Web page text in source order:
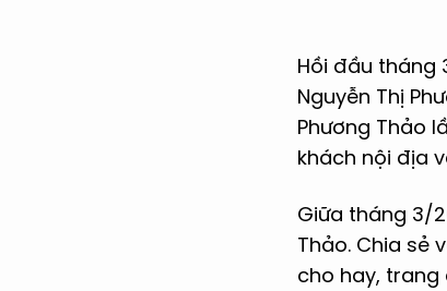
Hồi đầu tháng
Nguyễn Thị
Phương Thảo
khách nội địa
Giữa tháng 3/
Thảo. Chia sẻ
cho hay, trang